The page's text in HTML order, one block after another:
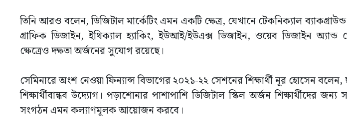
তিনি আরও বলেন, ডিজিটাল মার্কেটিং এমন একটি ক্ষেত্র, যেখানে টেকনিক্যাল
গ্রাফিক ডিজাইন, ইথিক্যাল হ্যাকিং, ইউআই/ইউএক্স ডিজাইন, ওয়েব ডিজাইন অ্যান্ড
ক্ষেত্রেও দক্ষতা অর্জনের সুযোগ রয়েছে।
সেমিনারে অংশ নেওয়া ফিন্যান্স বিভাগের ২০২১-২২ সেশনের শিক্ষার্থী নূর হোসেন
শিক্ষার্থীবান্ধব উদ্যোগ। পড়াশোনার পাশাপাশি ডিজিটাল স্কিল অর্জন শিক্ষার্থীদের
সংগঠন এমন কল্যাণমূলক আয়োজন করবে।